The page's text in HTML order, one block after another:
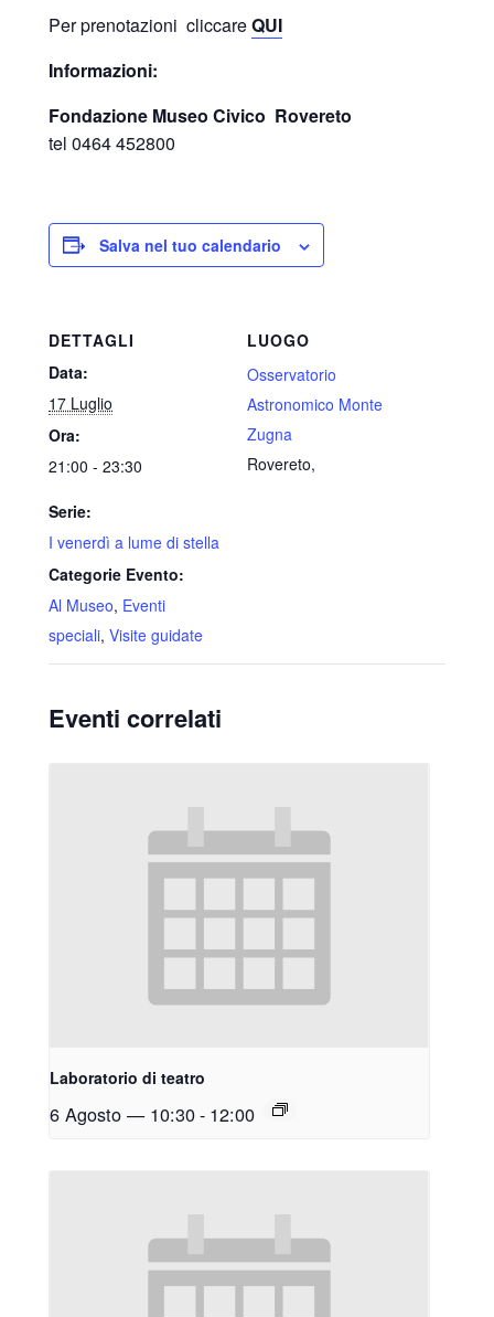
Per prenotazioni cliccareQUI
Informazioni:
Fondazione Museo Civico Rovereto
tel 0464 452800
Salva nel tuo calendario
DETTAGLI
Data:
17 Luglio
Ora:
21:00 - 23:30
Serie:
I venerdì a lume di stella
Categorie Evento:
Al Museo, Eventi
speciali, Visite guidate
LUOGO
Osservatorio
Astronomico Monte
Zugna
Rovereto,
Eventi correlati
Laboratorio di teatro
6 Agosto — 10:30- 12:00